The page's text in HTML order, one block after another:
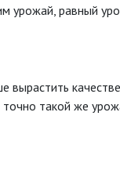
урожай, равный
вырастить
точно такой же